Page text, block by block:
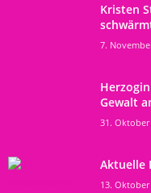
Kristen
7.
Gewalt
31. Oktober
Aktuelle
13. Oktober